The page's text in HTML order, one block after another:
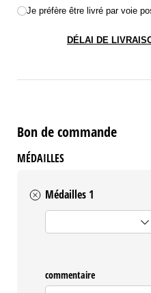
Je préfère être livré par voie
DÉLAI DE
Bon de commande
MÉDAILLES
Médailles 1
commentaire